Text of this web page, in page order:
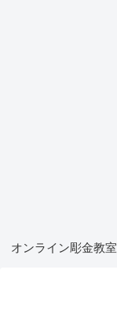
オンライン彫金教室